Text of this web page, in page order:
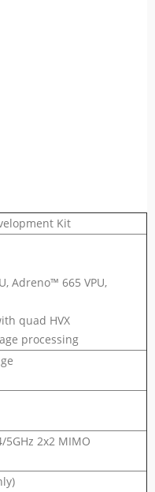
Kit
Adreno™ 665 VPU,
quad HVX
processing
2x2 MIMO